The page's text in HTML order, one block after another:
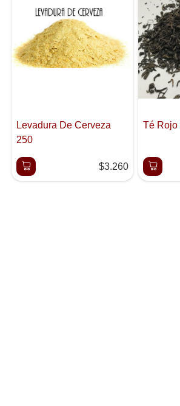
Levadura De Cerveza
250
$3.260
Té Rojo